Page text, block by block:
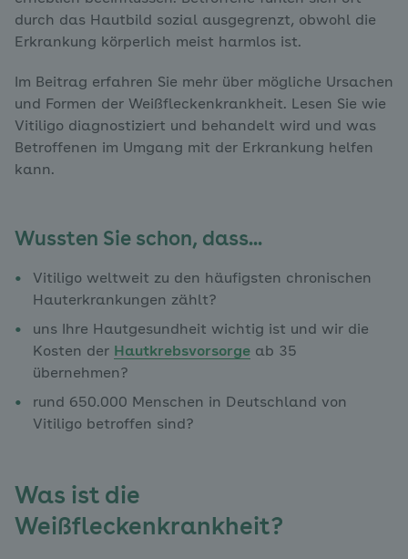
durch das Hautbild sozial ausgegrenzt, obwohl die
Erkrankung körperlich meist harmlos ist.
Im Beitrag erfahren Sie mehr über mögliche Ursachen
und Formen der Weißfleckenkrankheit. Lesen Sie wie
Vitiligo diagnostiziert und behandelt wird und was
Betroffenen im Umgang mit der Erkrankung helfen
kann.
Wussten Sie schon, dass...
Vitiligo weltweit zu den häufigsten chronischen
Hauterkrankungen zählt?
uns Ihre Hautgesundheit wichtig ist und wir die
Kosten der Hautkrebsvorsorge ab 35
übernehmen?
rund 650.000 Menschen in Deutschland von
Vitiligo betroffen sind?
Was ist die
Weißfleckenkrankheit?